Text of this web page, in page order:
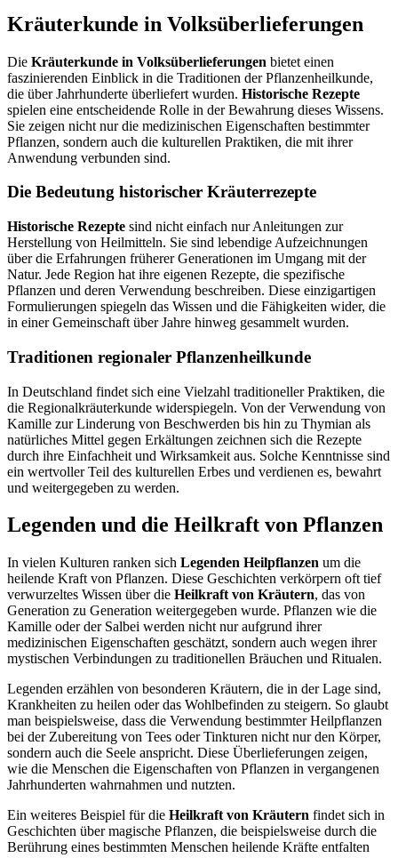
Kräuterkunde in Volksüberlieferungen
Die Kräuterkunde in Volksüberlieferungen bietet einen
faszinierenden Einblick in die Traditionen der Pflanzenheilkunde,
die über Jahrhunderte überliefert wurden. Historische Rezepte
spielen eine entscheidende Rolle in der Bewahrung dieses Wissens.
Sie zeigen nicht nur die medizinischen Eigenschaften bestimmter
Pflanzen, sondern auch die kulturellen Praktiken, die mit ihrer
Anwendung verbunden sind.
Die Bedeutung historischer Kräuterrezepte
Historische Rezepte sind nicht einfach nur Anleitungen zur
Herstellung von Heilmitteln. Sie sind lebendige Aufzeichnungen
über die Erfahrungen früherer Generationen im Umgang mit der
Natur. Jede Region hat ihre eigenen Rezepte, die spezifische
Pflanzen und deren Verwendung beschreiben. Diese einzigartigen
Formulierungen spiegeln das Wissen und die Fähigkeiten wider, die
in einer Gemeinschaft über Jahre hinweg gesammelt wurden.
Traditionen regionaler Pflanzenheilkunde
In Deutschland findet sich eine Vielzahl traditioneller Praktiken, die
die Regionalkräuterkunde widerspiegeln. Von der Verwendung von
Kamille zur Linderung von Beschwerden bis hin zu Thymian als
natürliches Mittel gegen Erkältungen zeichnen sich die Rezepte
durch ihre Einfachheit und Wirksamkeit aus. Solche Kenntnisse sind
ein wertvoller Teil des kulturellen Erbes und verdienen es, bewahrt
und weitergegeben zu werden.
Legenden und die Heilkraft von Pflanzen
In vielen Kulturen ranken sich Legenden Heilpflanzen um die
heilende Kraft von Pflanzen. Diese Geschichten verkörpern oft tief
verwurzeltes Wissen über die Heilkraft von Kräutern, das von
Generation zu Generation weitergegeben wurde. Pflanzen wie die
Kamille oder der Salbei werden nicht nur aufgrund ihrer
medizinischen Eigenschaften geschätzt, sondern auch wegen ihrer
mystischen Verbindungen zu traditionellen Bräuchen und Ritualen.
Legenden erzählen von besonderen Kräutern, die in der Lage sind,
Krankheiten zu heilen oder das Wohlbefinden zu steigern. So glaubt
man beispielsweise, dass die Verwendung bestimmter Heilpflanzen
bei der Zubereitung von Tees oder Tinkturen nicht nur den Körper,
sondern auch die Seele anspricht. Diese Überlieferungen zeigen,
wie die Menschen die Eigenschaften von Pflanzen in vergangenen
Jahrhunderten wahrnahmen und nutzten.
Ein weiteres Beispiel für die Heilkraft von Kräutern findet sich in
Geschichten über magische Pflanzen, die beispielsweise durch die
Berührung eines bestimmten Menschen heilende Kräfte entfalten